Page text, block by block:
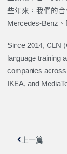
些年來，我們的合
Mercedes-Benz
Since 2014, CLN
language training
companies
IKEA, and
上一篇